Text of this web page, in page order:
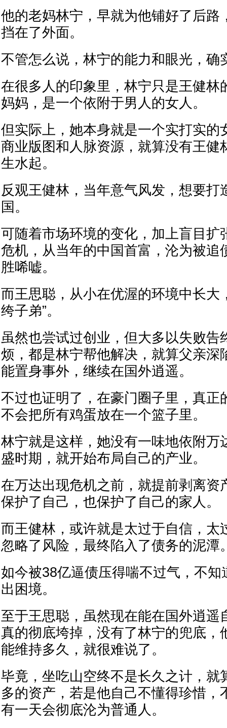
他的老妈林宁，早就为他铺好了后路
挡在了外面。
不管怎么说，林宁的能力和眼光，确
在很多人的印象里，林宁只是王健林
妈妈，是一个依附于男人的女人。
但实际上，她本身就是一个实打实的
商业版图和人脉资源，就算没有王健
生水起。
反观王健林，当年意气风发，想要打
国。
可随着市场环境的变化，加上盲目扩
危机，从当年的中国首富，沦为被追
胜唏嘘。
而王思聪，从小在优渥的环境中长大
绔子弟”。
虽然也尝试过创业，但大多以失败告
烦，都是林宁帮他解决，就算父亲深
能置身事外，继续在国外逍遥。
不过也证明了，在豪门圈子里，真正
不会把所有鸡蛋放在一个篮子里。
林宁就是这样，她没有一味地依附万
盛时期，就开始布局自己的产业。
在万达出现危机之前，就提前剥离资
保护了自己，也保护了自己的家人。
而王健林，或许就是太过于自信，太
忽略了风险，最终陷入了债务的泥潭
如今被38亿逼债压得喘不过气，不知
出困境。
至于王思聪，虽然现在能在国外逍遥
真的彻底垮掉，没有了林宁的兜底，
能维持多久，就很难说了。
毕竟，坐吃山空终不是长久之计，就
多的资产，若是他自己不懂得珍惜，
有一天会彻底沦为普通人。